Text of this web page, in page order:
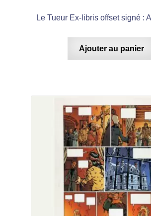
Le Tueur Ex-libris offset signé :
Ajouter au panier